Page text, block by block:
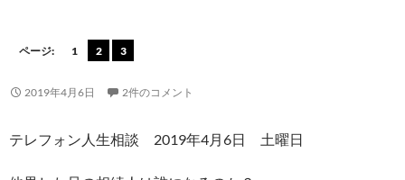
ページ: 1 2 3
2019年4月6日 2件のコメント
テレフォン人生相談 2019年4月6日 土曜日